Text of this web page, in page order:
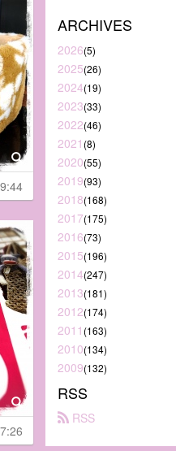
ARCHIVES
2026(5)
2025(26)
2024(19)
2023(33)
2022(46)
2021(8)
2020(55)
2019(93)
2018(168)
2017(175)
2016(73)
2015(196)
2014(247)
2013(181)
2012(174)
2011(163)
2010(134)
2009(132)
RSS
RSS